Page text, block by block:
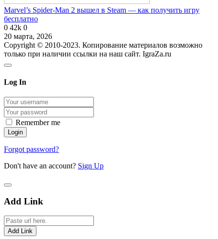
Marvel’s Spider-Man 2 вышел в Steam — как получить игру
бесплатно
0 42k 0
20 марта, 2026
Copyright © 2010-2023. Копирование материалов возможно
только при наличии ссылки на наш сайт. IgraZa.ru
Log In
Remember me
Forgot password?
Don't have an account? Sign Up
Add Link
Add Link